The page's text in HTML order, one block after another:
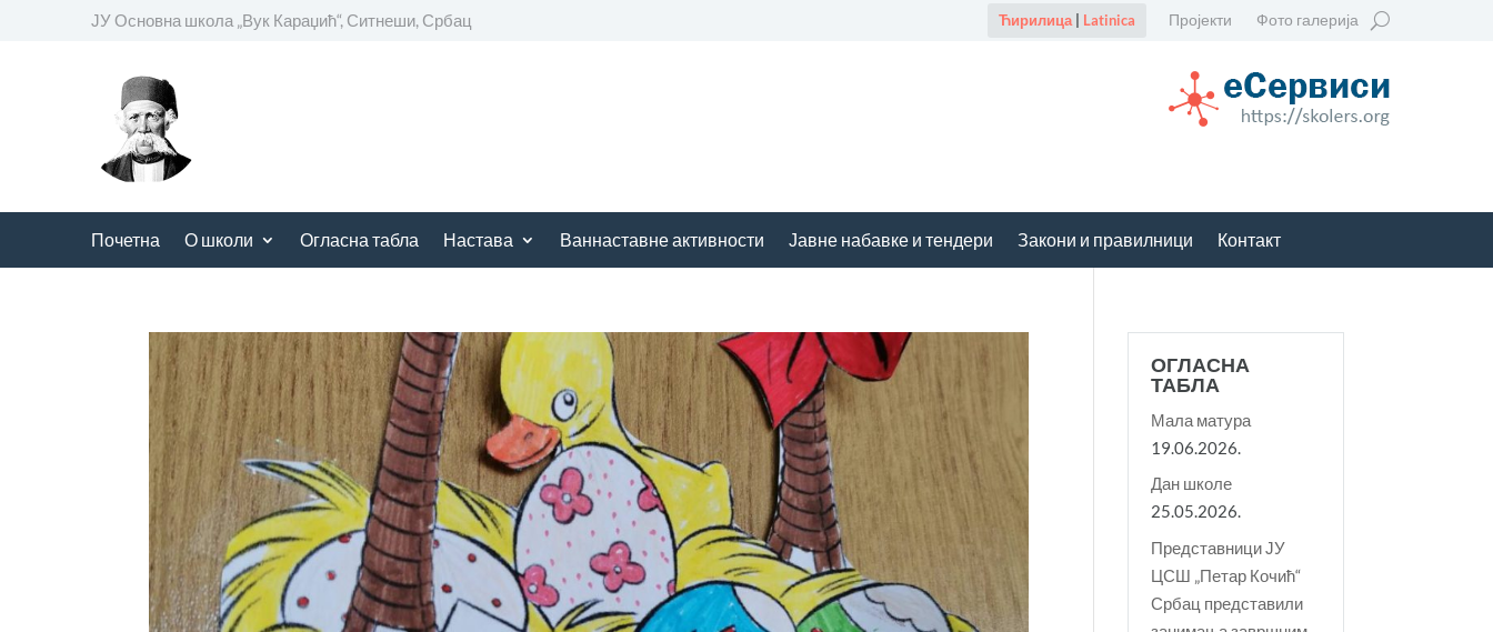
ЈУ Основна школа „Вук Караџић“, Ситнеши, Србац Пројекти Фото галерија
Ћирилица| Latinica
Почетна О школи Огласна табла Настава Ваннаставне активности Јавне набавке и тендери Закони и правилници Контакт
ОГЛАСНА
ТАБЛА
Мала матура
19.06.2026.
Дан школе
25.05.2026.
Представници ЈУ
ЦСШ „Петар Кочић“
Србац представили